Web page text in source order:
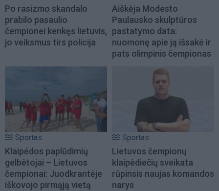
Po rasizmo skandalo
prabilo pasaulio
čempionei kenkęs lietuvis,
jo veiksmus tirs policija
Aiškėja Modesto
Paulausko skulptūros
pastatymo data:
nuomonę apie ją išsakė ir
pats olimpinis čempionas
Sportas
Klaipėdos paplūdimių
gelbėtojai – Lietuvos
čempionai: Juodkrantėje
iškovojo pirmąją vietą
Sportas
Lietuvos čempionų
klaipėdiečių sveikata
rūpinsis naujas komandos
narys